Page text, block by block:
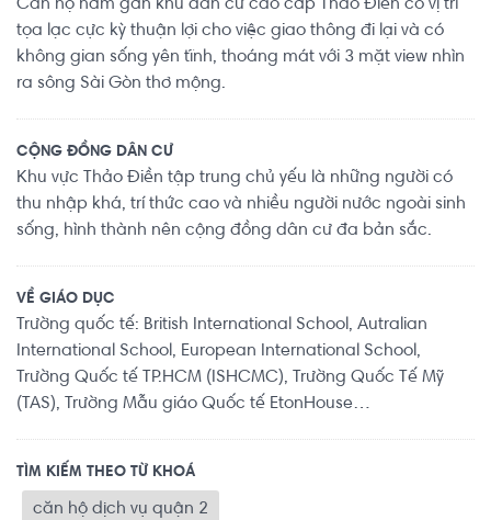
Căn hộ nằm gần khu dân cư cao cấp Thảo Điền có vị trí
tọa lạc cực kỳ thuận lợi cho việc giao thông đi lại và có
không gian sống yên tĩnh, thoáng mát với 3 mặt view nhìn
ra sông Sài Gòn thơ mộng.
CỘNG ĐỒNG DÂN CƯ
Khu vực Thảo Điền tập trung chủ yếu là những người có
thu nhập khá, trí thức cao và nhiều người nước ngoài sinh
sống, hình thành nên cộng đồng dân cư đa bản sắc.
VỀ GIÁO DỤC
Trường quốc tế: British International School, Autralian
International School, European International School,
Trường Quốc tế TP.HCM (ISHCMC), Trường Quốc Tế Mỹ
(TAS), Trường Mẫu giáo Quốc tế EtonHouse…
TÌM KIẾM THEO TỪ KHOÁ
căn hộ dịch vụ quận 2